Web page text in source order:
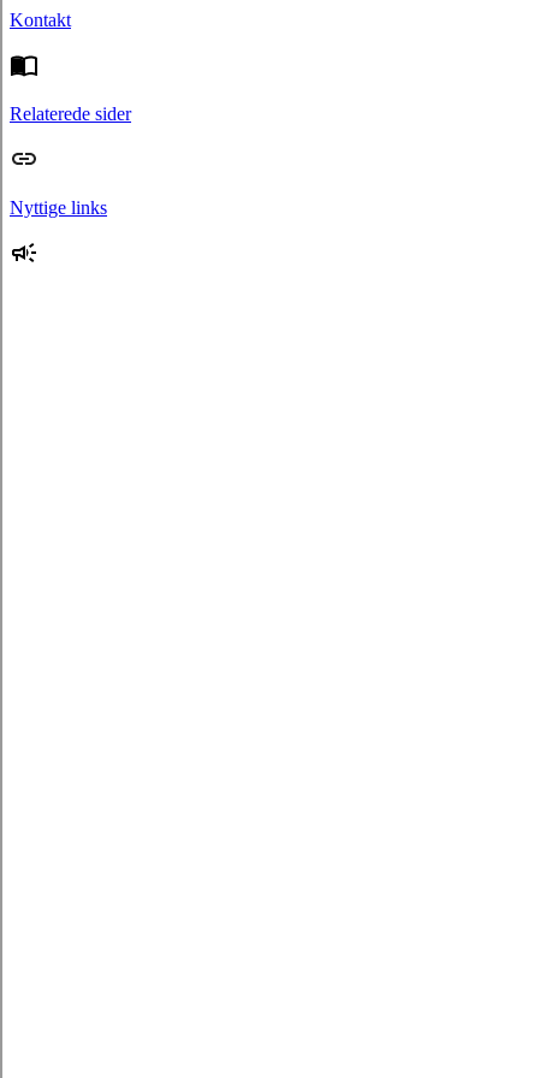
Kontakt
Relaterede sider
Nyttige links